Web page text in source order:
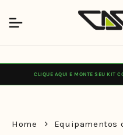
conteúdo
CLIQUE AQUI E MONTE SEU KIT
Home Equipamentos